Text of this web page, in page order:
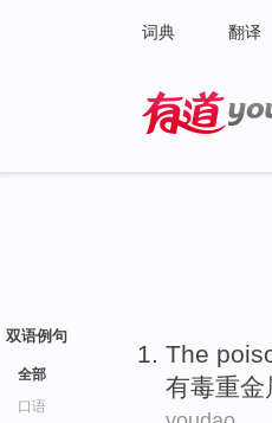
词典 翻译
双语例句
全部
口语
The
有毒重金